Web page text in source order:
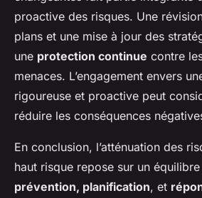
proactive des risques. Une
plans et une mise à jour des
une protection continue contre
menaces. L’engagement envers
rigoureuse et proactive peut
réduire les conséquences
En conclusion, l’atténuation des
haut risque repose sur un
prévention, planification, et